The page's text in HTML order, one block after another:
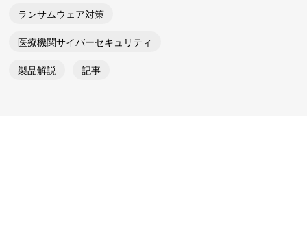
ランサムウェア対策
医療機関サイバーセキュリティ
製品解説 記事
©2024 SPLINE GLOBAL, All Rights Reserved.